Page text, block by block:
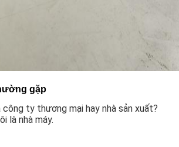
gặp
công ty thương mại hay nhà sản xuất?
là nhà máy.